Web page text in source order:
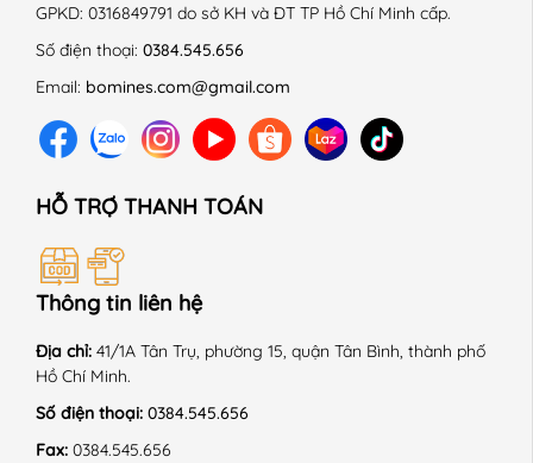
GPKD: 0316849791 do sở KH và ĐT TP Hồ Chí Minh cấp.
Số điện thoại: 0384.545.656
Email: bomines.com@gmail.com
HỖ TRỢ THANH TOÁN
Thông tin liên hệ
Địa chỉ: 41/1A Tân Trụ, phường 15, quận Tân Bình, thành phố
Hồ Chí Minh.
Số điện thoại: 0384.545.656
Fax: 0384.545.656